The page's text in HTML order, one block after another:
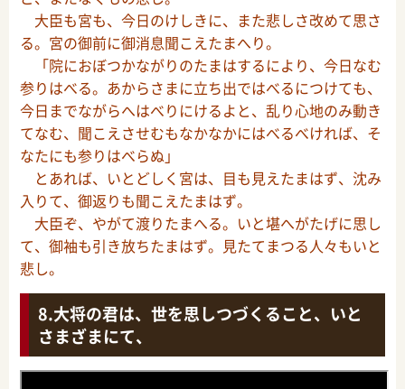
大臣も宮も、今日のけしきに、また悲しさ改めて思さ
る。宮の御前に御消息聞こえたまへり。
「院におぼつかながりのたまはするにより、今日なむ
参りはべる。あからさまに立ち出ではべるにつけても、
今日までながらへはべりにけるよと、乱り心地のみ動き
てなむ、聞こえさせむもなかなかにはべるべければ、そ
なたにも参りはべらぬ」
とあれば、いとどしく宮は、目も見えたまはず、沈み
入りて、御返りも聞こえたまはず。
大臣ぞ、やがて渡りたまへる。いと堪へがたげに思し
て、御袖も引き放ちたまはず。見たてまつる人々もいと
悲し。
大将の君は、世を思しつづくること、いと
さまざまにて、